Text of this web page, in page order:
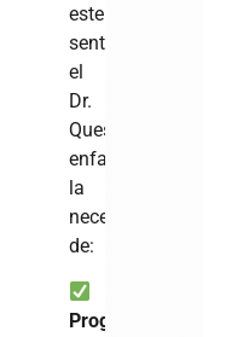
este
sentido,
el
Dr.
Quesada
enfatiza
la
necesidad
de:
Programas